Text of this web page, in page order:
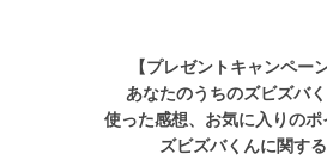
【プレゼントキャンペー
あなたのうちのズビズバ
使った感想、お気に入りの
ズビズバくんに関す